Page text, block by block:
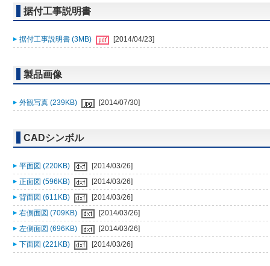
据付工事説明書
据付工事説明書 (3MB) [2014/04/23]
製品画像
外観写真 (239KB) [2014/07/30]
CADシンボル
平面図 (220KB)
[2014/03/26]
正面図 (596KB)
[2014/03/26]
背面図 (611KB)
[2014/03/26]
右側面図 (709KB)
[2014/03/26]
左側面図 (696KB)
[2014/03/26]
下面図 (221KB)
[2014/03/26]